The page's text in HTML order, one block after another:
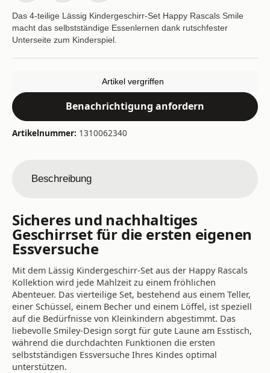
Das 4-teilige Lässig Kindergeschirr-Set Happy Rascals Smile
macht das selbstständige Essenlernen dank rutschfester
Unterseite zum Kinderspiel.
Artikel vergriffen
Benachrichtigung anfordern
Artikelnummer: 1310062340
Beschreibung
Sicheres und nachhaltiges
Geschirrset für die ersten eigenen
Essversuche
Mit dem Lässig Kindergeschirr-Set aus der Happy Rascals
Kollektion wird jede Mahlzeit zu einem fröhlichen
Abenteuer. Das vierteilige Set, bestehend aus einem Teller,
einer Schüssel, einem Becher und einem Löffel, ist speziell
auf die Bedürfnisse von Kleinkindern abgestimmt. Das
liebevolle Smiley-Design sorgt für gute Laune am Esstisch,
während die durchdachten Funktionen die ersten
selbstständigen Essversuche Ihres Kindes optimal
unterstützen.